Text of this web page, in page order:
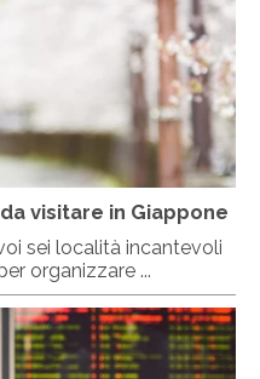
visitare in Giappone
sei località incantevoli
organizzare ...